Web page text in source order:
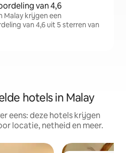
van 4,6
Malay krijgen een
van 4,6 uit 5 sterren van
hotels in Malay
eens: deze hotels krijgen
locatie, netheid en meer.